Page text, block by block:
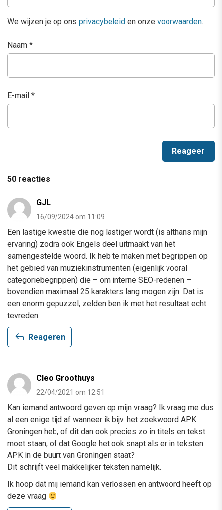
We wijzen je op ons privacybeleid en onze voorwaarden.
Naam *
E-mail *
50 reacties
GJL
16/09/2024 om 11:09
Een lastige kwestie die nog lastiger wordt (is althans mijn
ervaring) zodra ook Engels deel uitmaakt van het
samengestelde woord. Ik heb te maken met begrippen op
het gebied van muziekinstrumenten (eigenlijk vooral
categoriebegrippen) die – om interne SEO-redenen –
bovendien maximaal 25 karakters lang mogen zijn. Dat is
een enorm gepuzzel, zelden ben ik met het resultaat echt
tevreden.
reply Reageren
Cleo Groothuys
22/04/2021 om 12:51
Kan iemand antwoord geven op mijn vraag? Ik vraag me dus
al een enige tijd af wanneer ik bijv. het zoekwoord APK
Groningen heb, of dit dan ook precies zo in titels en tekst
moet staan, of dat Google het ook snapt als er in teksten
APK in de buurt van Groningen staat?
Dit schrijft veel makkelijker teksten namelijk.
Ik hoop dat mij iemand kan verlossen en antwoord heeft op
deze vraag